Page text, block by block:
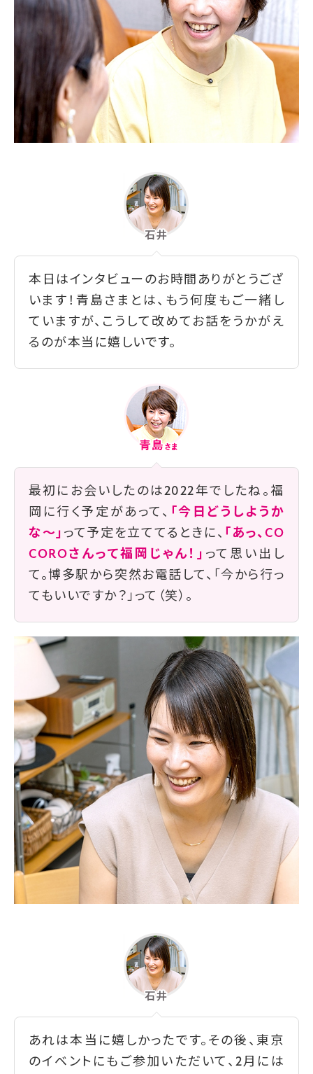
本日はインタビューのお時間ありがとうござ
います！青島さまとは、もう何度もご一緒し
ていますが、こうして改めてお話をうかがえ
るのが本当に嬉しいです。
最初にお会いしたのは2022年でしたね。福
岡に行く予定があって、 「今日どうしようか
な〜」 って予定を立ててるときに、 「あっ、CO
COROさんって福岡じゃん！」 って思い出し
て。博多駅から突然お電話して、「今から行っ
てもいいですか？」って（笑）。
あれは本当に嬉しかったです。その後、東京
のイベントにもご参加いただいて、2月には